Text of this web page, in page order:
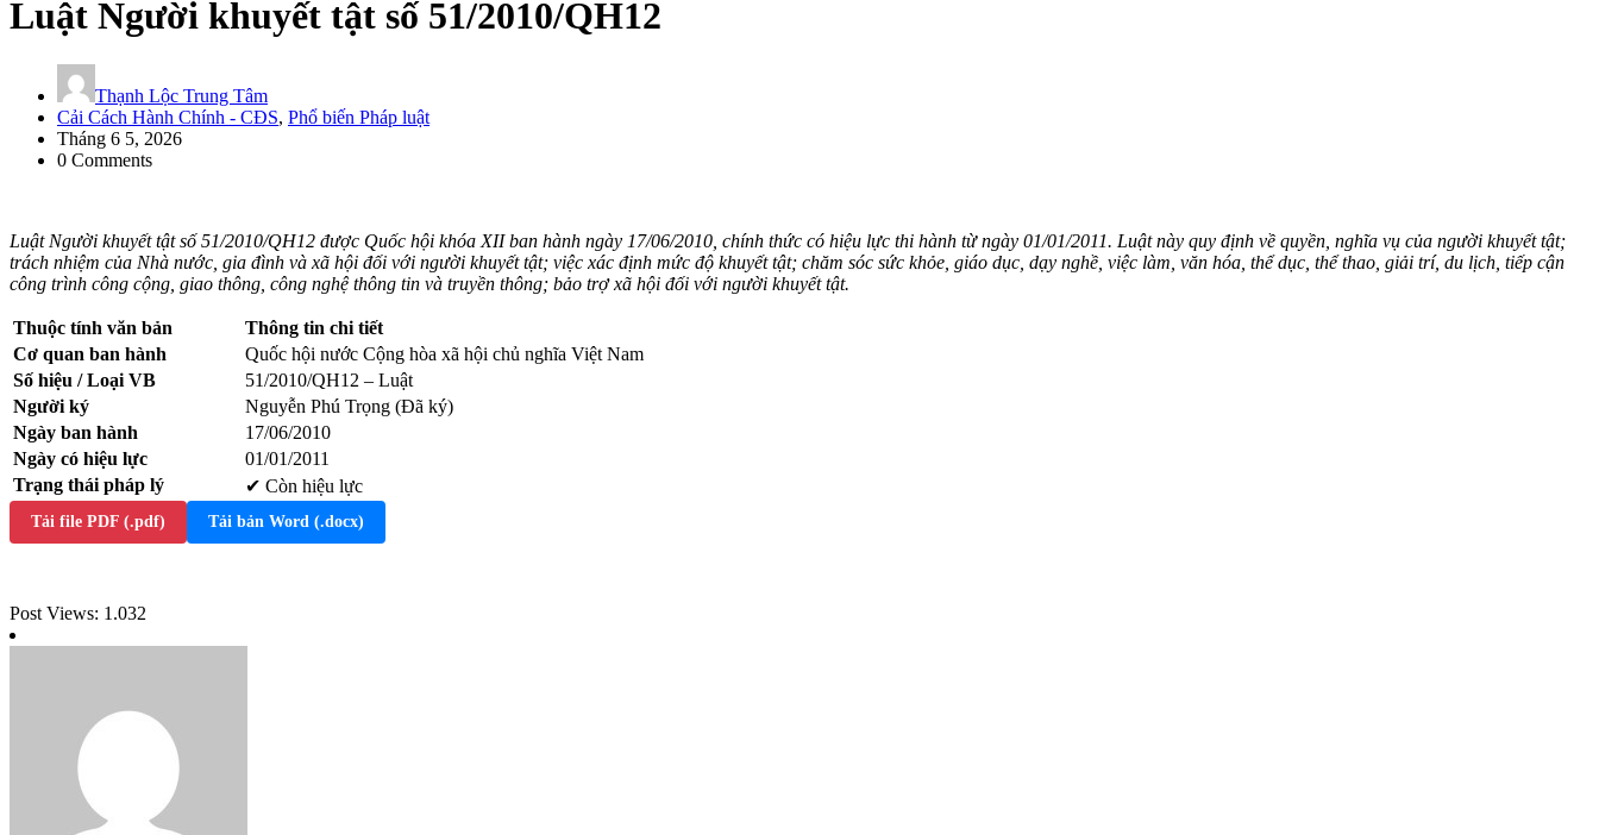
Luật Người khuyết tật số 51/2010/QH12
Thạnh Lộc Trung Tâm
Cải Cách Hành Chính - CĐS, Phổ biến Pháp luật
Tháng 6 5, 2026
0 Comments
Luật Người khuyết tật số 51/2010/QH12 được Quốc hội khóa XII ban hành ngày 17/06/2010, chính thức có hiệu lực thi hành từ ngày 01/01/2011. Luật này quy định về quyền, nghĩa vụ của người khuyết tật;
trách nhiệm của Nhà nước, gia đình và xã hội đối với người khuyết tật; việc xác định mức độ khuyết tật; chăm sóc sức khỏe, giáo dục, dạy nghề, việc làm, văn hóa, thể dục, thể thao, giải trí, du lịch, tiếp cận
công trình công cộng, giao thông, công nghệ thông tin và truyền thông; bảo trợ xã hội đối với người khuyết tật.
Thuộc tính văn bản
Thông tin chi tiết
Cơ quan ban hành
Quốc hội nước Cộng hòa xã hội chủ nghĩa Việt Nam
Số hiệu / Loại VB
51/2010/QH12 – Luật
Người ký
Nguyễn Phú Trọng (Đã ký)
Ngày ban hành
17/06/2010
Ngày có hiệu lực
01/01/2011
Trạng thái pháp lý
✔ Còn hiệu lực
Tải file PDF (.pdf) Tải bản Word (.docx)
Post Views: 1.032